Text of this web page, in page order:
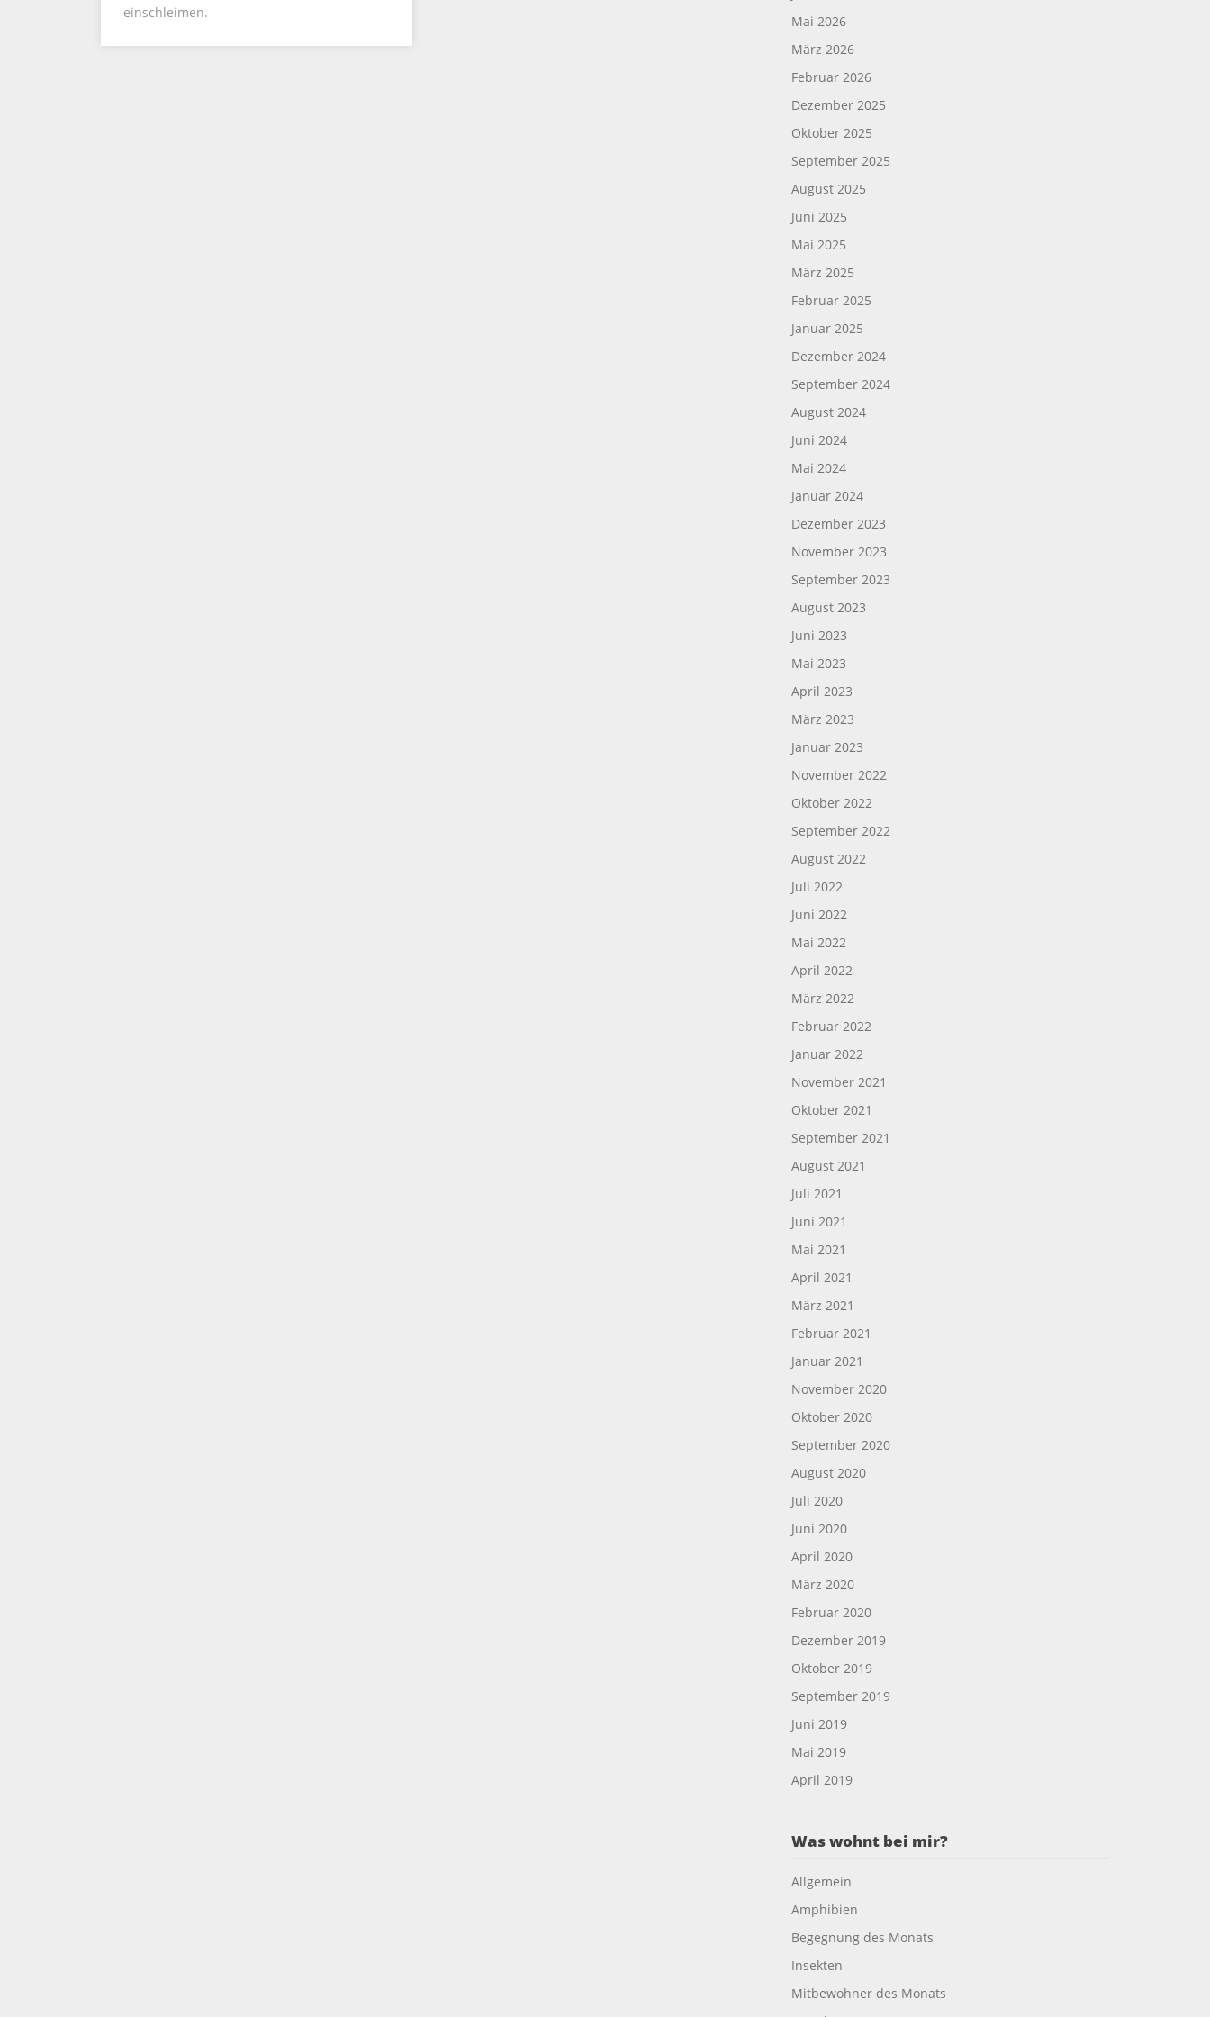
einschleimen.
Mai 2026
März 2026
Februar 2026
Dezember 2025
Oktober 2025
September 2025
August 2025
Juni 2025
Mai 2025
März 2025
Februar 2025
Januar 2025
Dezember 2024
September 2024
August 2024
Juni 2024
Mai 2024
Januar 2024
Dezember 2023
November 2023
September 2023
August 2023
Juni 2023
Mai 2023
April 2023
März 2023
Januar 2023
November 2022
Oktober 2022
September 2022
August 2022
Juli 2022
Juni 2022
Mai 2022
April 2022
März 2022
Februar 2022
Januar 2022
November 2021
Oktober 2021
September 2021
August 2021
Juli 2021
Juni 2021
Mai 2021
April 2021
März 2021
Februar 2021
Januar 2021
November 2020
Oktober 2020
September 2020
August 2020
Juli 2020
Juni 2020
April 2020
März 2020
Februar 2020
Dezember 2019
Oktober 2019
September 2019
Juni 2019
Mai 2019
April 2019
Was wohnt bei mir?
Allgemein
Amphibien
Begegnung des Monats
Insekten
Mitbewohner des Monats